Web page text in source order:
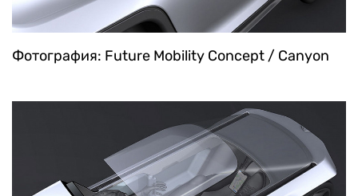
Фотография: Future Mobility Concept / Canyon